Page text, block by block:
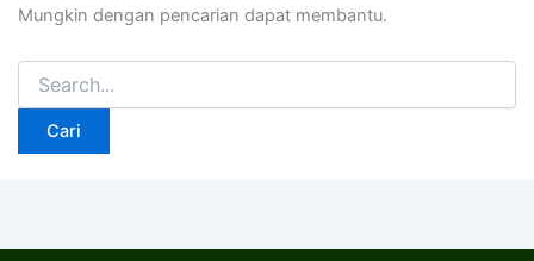
Mungkin dengan pencarian dapat membantu.